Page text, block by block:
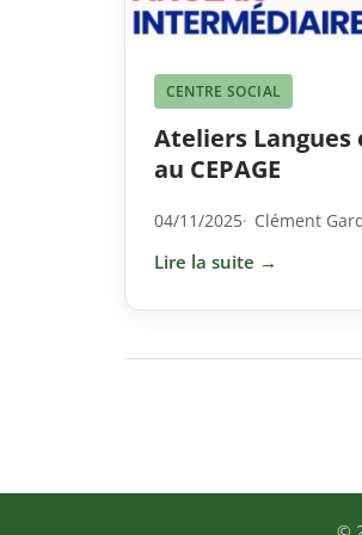
CENTRE SOCIAL
Ateliers
au CEPAGE
04/11/2025 Clément
Lire la suite →